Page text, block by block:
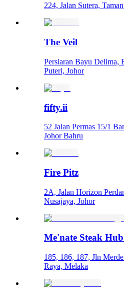
224, Jalan Sutera,
The Veil
Persiaran Bayu Delima,
Puteri, Johor
fifty.ii
52 Jalan Permas 15/1
Johor Bahru
Fire Pitz
2A, Jalan Horizon
Nusajaya, Johor
Me'nate Steak
185, 186, 187, Jln
Raya, Melaka